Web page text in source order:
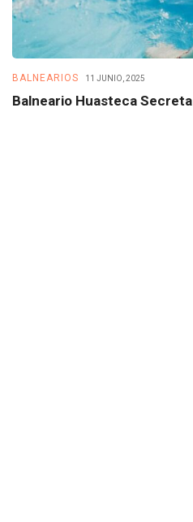
BALNEARIOS 11 JUNIO, 2025
Balneario Huasteca